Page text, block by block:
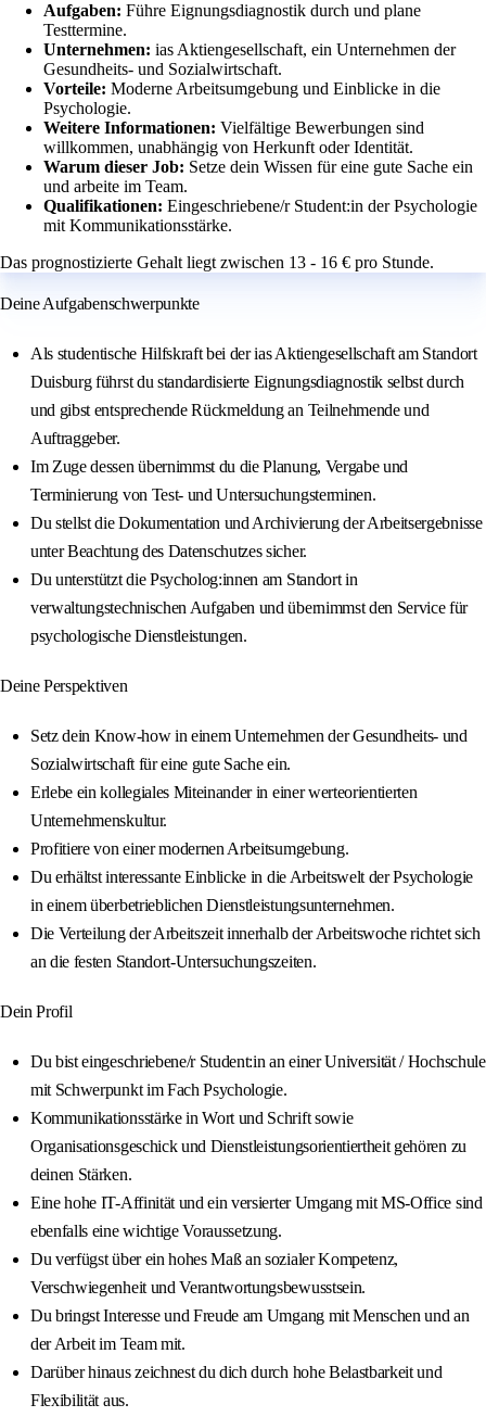
Aufgaben: Führe Eignungsdiagnostik durch und plane
Testtermine.
Unternehmen: ias Aktiengesellschaft, ein Unternehmen der
Gesundheits- und Sozialwirtschaft.
Vorteile: Moderne Arbeitsumgebung und Einblicke in die
Psychologie.
Weitere Informationen: Vielfältige Bewerbungen sind
willkommen, unabhängig von Herkunft oder Identität.
Warum dieser Job: Setze dein Wissen für eine gute Sache ein
und arbeite im Team.
Qualifikationen: Eingeschriebene/r Student:in der Psychologie
mit Kommunikationsstärke.
Das prognostizierte Gehalt liegt zwischen 13 - 16 € pro Stunde.
Deine Aufgabenschwerpunkte
Als studentische Hilfskraft bei der ias Aktiengesellschaft am Standort
Duisburg führst du standardisierte Eignungsdiagnostik selbst durch
und gibst entsprechende Rückmeldung an Teilnehmende und
Auftraggeber.
Im Zuge dessen übernimmst du die Planung, Vergabe und
Terminierung von Test- und Untersuchungsterminen.
Du stellst die Dokumentation und Archivierung der Arbeitsergebnisse
unter Beachtung des Datenschutzes sicher.
Du unterstützt die Psycholog:innen am Standort in
verwaltungstechnischen Aufgaben und übernimmst den Service für
psychologische Dienstleistungen.
Deine Perspektiven
Setz dein Know-how in einem Unternehmen der Gesundheits- und
Sozialwirtschaft für eine gute Sache ein.
Erlebe ein kollegiales Miteinander in einer werteorientierten
Unternehmenskultur.
Profitiere von einer modernen Arbeitsumgebung.
Du erhältst interessante Einblicke in die Arbeitswelt der Psychologie
in einem überbetrieblichen Dienstleistungsunternehmen.
Die Verteilung der Arbeitszeit innerhalb der Arbeitswoche richtet sich
an die festen Standort-Untersuchungszeiten.
Dein Profil
Du bist eingeschriebene/r Student:in an einer Universität / Hochschule
mit Schwerpunkt im Fach Psychologie.
Kommunikationsstärke in Wort und Schrift sowie
Organisationsgeschick und Dienstleistungsorientiertheit gehören zu
deinen Stärken.
Eine hohe IT-Affinität und ein versierter Umgang mit MS-Office sind
ebenfalls eine wichtige Voraussetzung.
Du verfügst über ein hohes Maß an sozialer Kompetenz,
Verschwiegenheit und Verantwortungsbewusstsein.
Du bringst Interesse und Freude am Umgang mit Menschen und an
der Arbeit im Team mit.
Darüber hinaus zeichnest du dich durch hohe Belastbarkeit und
Flexibilität aus.